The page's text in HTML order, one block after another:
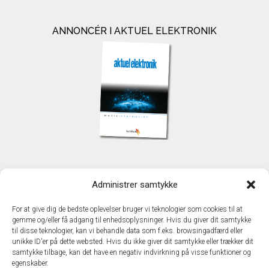
Administrer samtykke
For at give dig de bedste oplevelser bruger vi teknologier som cookies til at
gemme og/eller få adgang til enhedsoplysninger. Hvis du giver dit samtykke
til disse teknologier, kan vi behandle data som f.eks. browsingadfærd eller
unikke ID'er på dette websted. Hvis du ikke giver dit samtykke eller trækker dit
samtykke tilbage, kan det have en negativ indvirkning på visse funktioner og
egenskaber.
ANNONCÉR I AKTUEL ELEKTRONIK
TechMedia A/S
DK - 2600 Glostrup
www.techmedia.dk
Telefon: +45 43 24 26 28
E-mail:info@techmedia.dk